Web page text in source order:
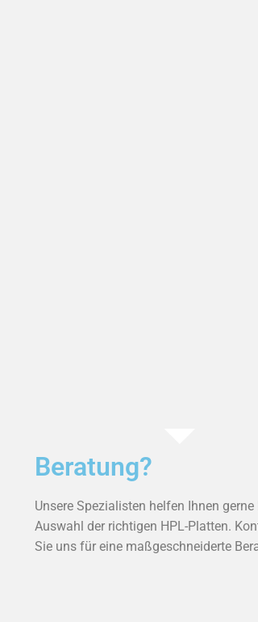
Beratung?
Unsere Spezialisten helfen Ihnen gerne
Auswahl der richtigen HPL-Platten.
Sie uns für eine maßgeschneiderte